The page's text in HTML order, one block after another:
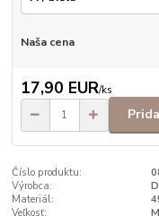
Naša cena
17,90 EUR/ks
Číslo produktu:
Výrobca:
Materiál:
Veľkosť:
M